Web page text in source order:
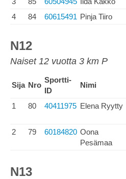
4
84 60615491 Pinja Tiiro
N12
Naiset 12 vuotta 3 km P
Sija Nro
Sportti-
ID
Nimi
1 80 40411975 Elena Ryytty
2 79 60184820 Oona
Pesämaa
N13